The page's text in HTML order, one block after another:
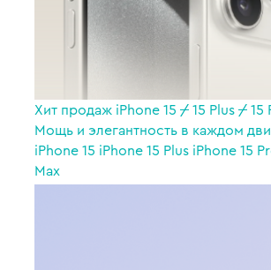
Хит продаж iPhone 15 /15 Plus/15
Мощь и элегантность в каждом
iPhone 15 iPhone 15 Plus iPhone 15
Max